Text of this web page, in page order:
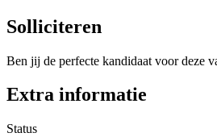
Solliciteren
Ben jij de perfecte kandidaat voor deze
Extra informatie
Status